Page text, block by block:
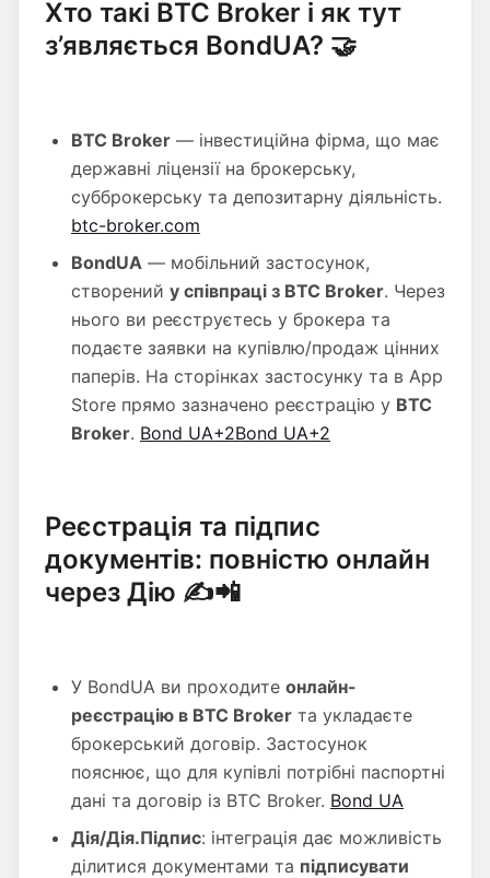
Хто такі BTC Broker і як тут
з’являється BondUA? 🤝
BTC Broker — інвестиційна фірма, що має
державні ліцензії на брокерську,
субброкерську та депозитарну діяльність.
btc-broker.com
BondUA — мобільний застосунок,
створений у співпраці з BTC Broker. Через
нього ви реєструєтесь у брокера та
подаєте заявки на купівлю/продаж цінних
паперів. На сторінках застосунку та в App
Store прямо зазначено реєстрацію у BTC
Broker. Bond UA+2Bond UA+2
Реєстрація та підпис
документів: повністю онлайн
через Дію ✍️📲
У BondUA ви проходите онлайн-
реєстрацію в BTC Broker та укладаєте
брокерський договір. Застосунок
пояснює, що для купівлі потрібні паспортні
дані та договір із BTC Broker. Bond UA
Дія/Дія.Підпис: інтеграція дає можливість
ділитися документами та підписувати